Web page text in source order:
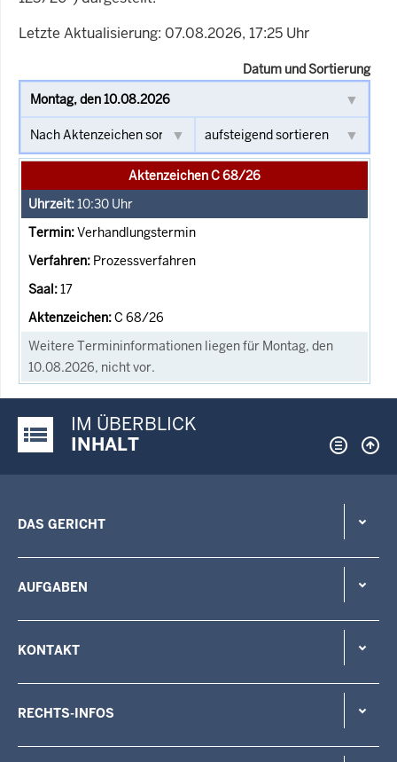
Letzte Aktualisierung: 07.08.2026, 17:25 Uhr
Datum und Sortierung
Aktenzeichen C 68/26
10:30 Uhr
Verhandlungstermin
Prozessverfahren
17
C 68/26
Weitere Termininformationen liegen für Montag, den
10.08.2026, nicht vor.
Justiz-Portal im Überblick:
IM ÜBERBLICK
INHALT
DAS GERICHT
AUFGABEN
KONTAKT
RECHTS-INFOS